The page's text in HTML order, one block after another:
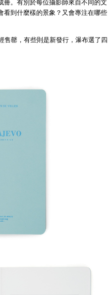
冊。有別於每位攝影師來自不同的文
看到什麼樣的景象？又會專注在哪些
售罄，有些則是新發行，瀑布選了四